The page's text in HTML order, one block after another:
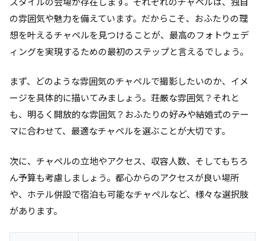
の雰囲気や魅力を備えています。だからこそ、おふたりの理
想を叶えるチャペルを見つけることが、最高のフォトウェデ
ィングを実現するための最初のステップと言えるでしょう。
まず、どのような雰囲気のチャペルで撮影したいのか、イメ
ージを具体的に描いてみましょう。荘厳な雰囲気？それと
も、明るく開放的な雰囲気？おふたりの好みや結婚式のテー
マに合わせて、最適なチャペルを選ぶことが大切です。
次に、チャペルの立地やアクセス、収容人数、そしてもちろ
ん予算も考慮しましょう。都心からのアクセスが良い場所
や、ホテル併設で宿泊も可能なチャペルなど、様々な選択肢
があります。